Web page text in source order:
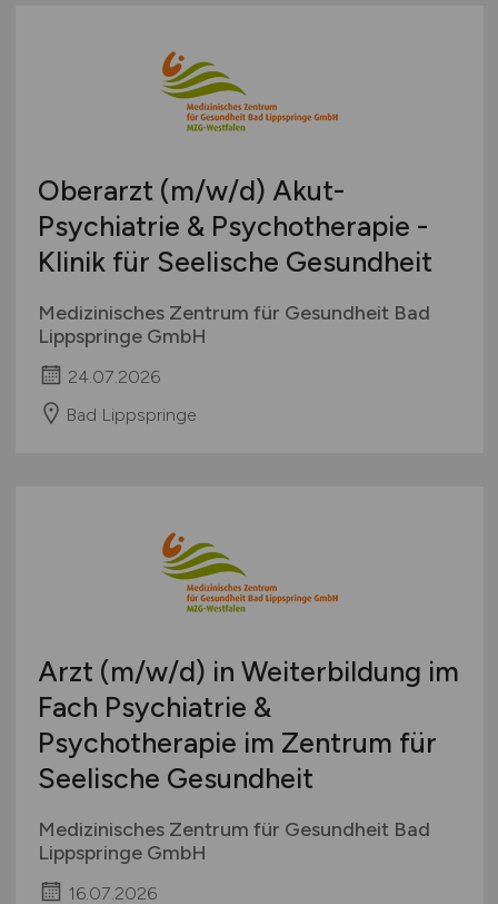
Oberarzt (m/w/d) Akut-
Psychiatrie & Psychotherapie -
Klinik für Seelische Gesundheit
Medizinisches Zentrum für Gesundheit Bad
Lippspringe GmbH
24.07.2026
Bad Lippspringe
Arzt (m/w/d) in Weiterbildung im
Fach Psychiatrie &
Psychotherapie im Zentrum für
Seelische Gesundheit
Medizinisches Zentrum für Gesundheit Bad
Lippspringe GmbH
16.07.2026